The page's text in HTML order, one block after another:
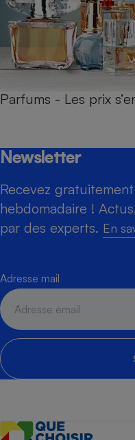
Parfums - Les prix
Newsletter
Recevez
hebdomadaire !
par des experts. En
Adresse mail